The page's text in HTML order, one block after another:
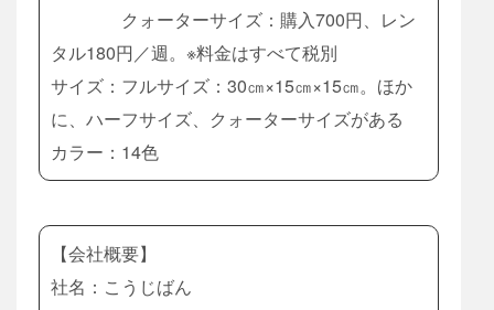
クォーターサイズ：購入700円、レン
タル180円／週。※料金はすべて税別
サイズ：フルサイズ：30㎝×15㎝×15㎝。ほか
に、ハーフサイズ、クォーターサイズがある
カラー：14色
【会社概要】
社名：こうじばん